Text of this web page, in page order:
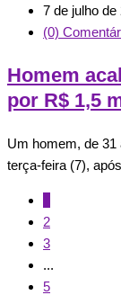
7 de julho de
(0)
Homem
por R$ 1,5
Um homem, de 31
terça-feira (7),
2
3
...
5